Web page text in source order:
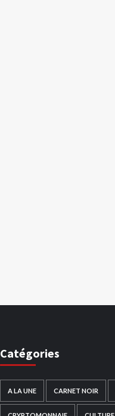
Catégories
A LA UNE CARNET NOIR